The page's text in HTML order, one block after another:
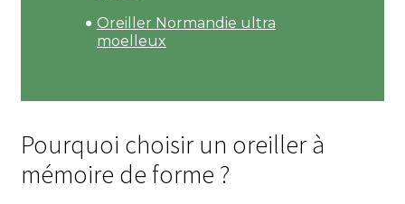
Oreiller Normandie ultra
moelleux
Pourquoi choisir un oreiller à
mémoire de forme ?